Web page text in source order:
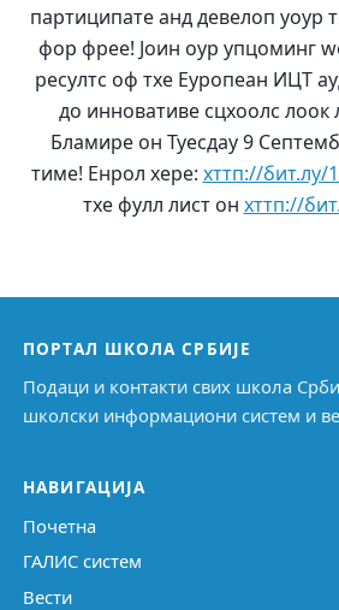
партиципате анд девелоп yоур
фор фрее! Јоин оур упцоминг
ресултс оф тхе Еуропеан ИЦТ
до инновативе сцхоолс лоок
Бламире он Туесдаy 9
тиме! Енрол хере: хттп://бит.лy/
тхе фулл лист он хттп://
ПОРТАЛ ШКОЛА СРБИЈЕ
Подаци и контакти свих школа
школски информациони систем и
НАВИГАЦИЈА
Почетна
ГАЛИС систем
Вести